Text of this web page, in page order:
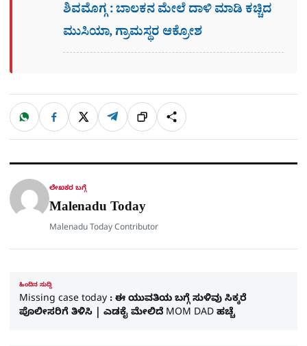
ಶಿವಮೊಗ್ಗ : ಬಾಲಕನ ಮೇಲೆ ದಾಳಿ ಮಾಡಿ ಕಚ್ಚಿದ
ಮುಸಿಯಾ, ಗ್ರಾಮಸ್ಥರ ಆಕ್ರೋಶ
ಹಂಚಿಕೊಳ್ಳಿ
W
a
t
p
p
F
c
e
o
k
X T
l
e
a
m
ಲಿಂ
ಕ್
S
h
a
ಲೇಖಕರ ಬಗ್ಗೆ
Malenadu Today
Malenadu Today Contributor
ಹಿಂದಿನ ಸುದ್ದಿ
Missing case today : ಈ ಯುವತಿಯ ಬಗ್ಗೆ ಸುಳಿವು ಸಿಕ್ಕರೆ
ಪೊಲೀಸರಿಗೆ ತಿಳಿಸಿ | ಎಡಕೈ ಮೇಲಿದೆ MOM DAD ಹಚ್ಚೆ